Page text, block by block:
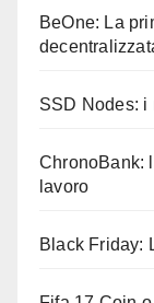
BeOne: La
SSD Nodes: i
ChronoBank:
lavoro
Black Friday: